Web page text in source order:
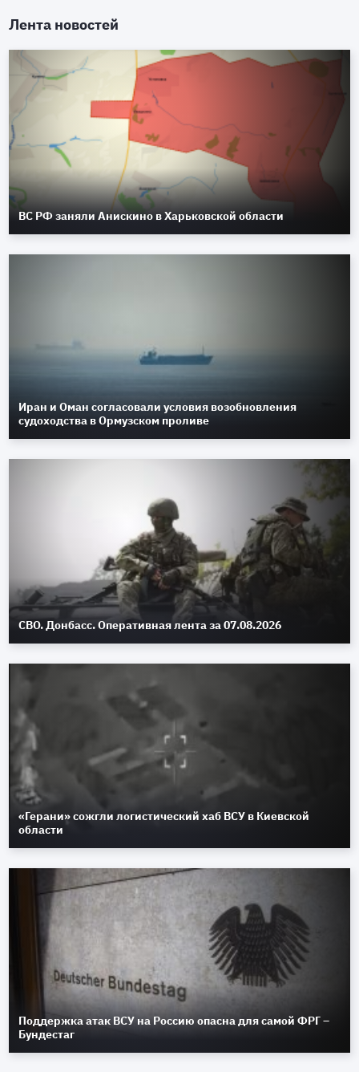
Лента новостей
ВС РФ заняли Анискино в Харьковской области
Иран и Оман согласовали условия возобновления
судоходства в Ормузском проливе
СВО. Донбасс. Оперативная лента за 07.08.2026
«Герани» сожгли логистический хаб ВСУ в Киевской
области
Поддержка атак ВСУ на Россию опасна для самой ФРГ –
Бундестаг